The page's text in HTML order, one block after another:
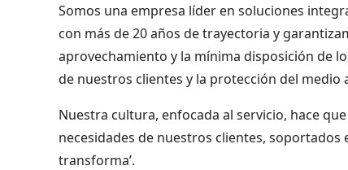
Somos una empresa líder en soluciones
con más de 20 años de trayectoria y
aprovechamiento y la mínima disposición de
de nuestros clientes y la protección del
Nuestra cultura, enfocada al servicio, hace
necesidades de nuestros clientes,
transforma’.